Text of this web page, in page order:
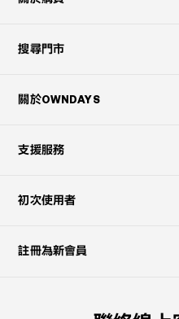
搜尋門市
關於OWNDAYS
支援服務
初次使用者
註冊為新會員